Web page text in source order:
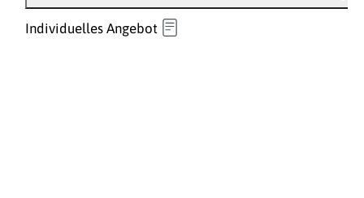
Individuelles Angebot